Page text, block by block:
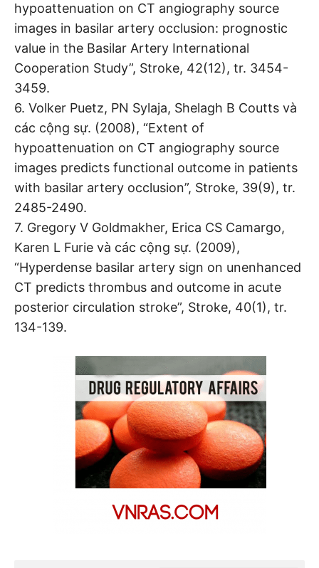
hypoattenuation on CT angiography source
images in basilar artery occlusion: prognostic
value in the Basilar Artery International
Cooperation Study”, Stroke, 42(12), tr. 3454-
3459.
6. Volker Puetz, PN Sylaja, Shelagh B Coutts và
các cộng sự. (2008), “Extent of
hypoattenuation on CT angiography source
images predicts functional outcome in patients
with basilar artery occlusion”, Stroke, 39(9), tr.
2485-2490.
7. Gregory V Goldmakher, Erica CS Camargo,
Karen L Furie và các cộng sự. (2009),
“Hyperdense basilar artery sign on unenhanced
CT predicts thrombus and outcome in acute
posterior circulation stroke”, Stroke, 40(1), tr.
134-139.